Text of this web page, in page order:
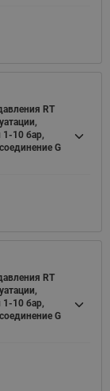
RT
1-10 бар,
G
RT
1-10 бар,
G